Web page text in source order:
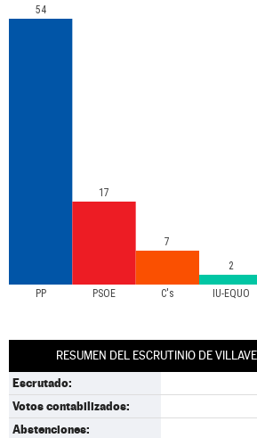
PP PSOE C's IU-EQUO
54
17
7
2
RESUMEN DEL ESCRUTINIO DE
Escrutado:
Votos contabilizados:
Abstenciones: